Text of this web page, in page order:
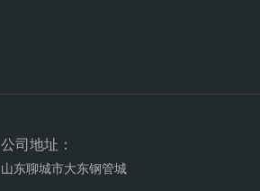
公司地址：
山东聊城市大东钢管城